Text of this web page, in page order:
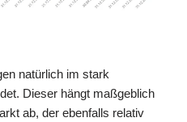
natürlich im stark
Dieser hängt maßgeblich
ab, der ebenfalls relativ